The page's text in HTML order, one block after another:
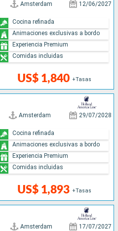
Amsterdam 12/06/2027
US$ 1,840 +Tasas
Cocina refinada
Animaciones exclusivas a bordo
Experiencia Premium
Comidas incluidas
Amsterdam 29/07/2028
US$ 1,893 +Tasas
Cocina refinada
Animaciones exclusivas a bordo
Experiencia Premium
Comidas incluidas
Amsterdam 17/07/2027